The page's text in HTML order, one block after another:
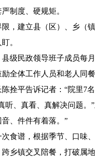
制度、硬规矩。
，建立县（区）、乡（
。
级民政领导班子成员每
全体工作人员和老人同餐
拴平告诉记者：“院里7
听、真看、真解决问题
、件件有着落。”
食谱，根据季节、口味
乡镇交叉陪餐，打破属